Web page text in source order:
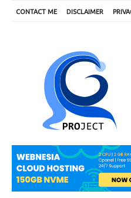
CONTACT ME DISCLAIMER